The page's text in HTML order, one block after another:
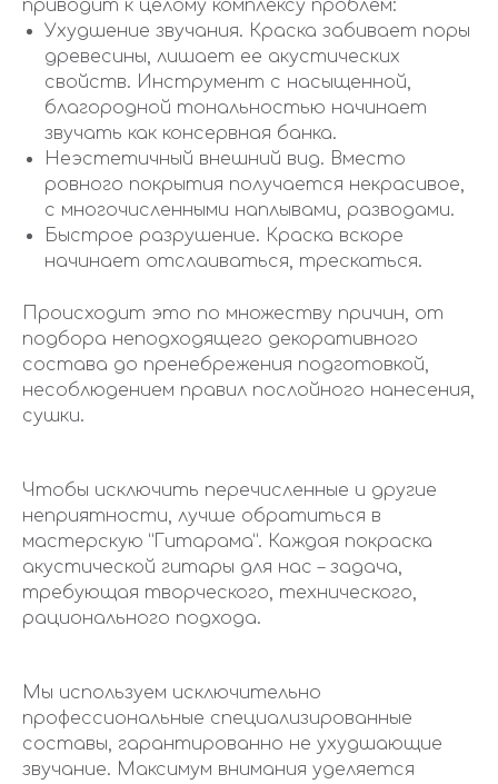
приводит к целому комплексу проблем:
Ухудшение звучания. Краска забивает поры
древесины, лишает ее акустических
свойств. Инструмент с насыщенной,
благородной тональностью начинает
звучать как консервная банка.
Неэстетичный внешний вид. Вместо
ровного покрытия получается некрасивое,
с многочисленными наплывами, разводами.
Быстрое разрушение. Краска вскоре
начинает отслаиваться, трескаться.
Происходит это по множеству причин, от
подбора неподходящего декоративного
состава до пренебрежения подготовкой,
несоблюдением правил послойного нанесения,
сушки.
Чтобы исключить перечисленные и другие
неприятности, лучше обратиться в
мастерскую “Гитарама”. Каждая покраска
акустической гитары для нас – задача,
требующая творческого, технического,
рационального подхода.
Мы используем исключительно
профессиональные специализированные
составы, гарантированно не ухудшающие
звучание. Максимум внимания уделяется